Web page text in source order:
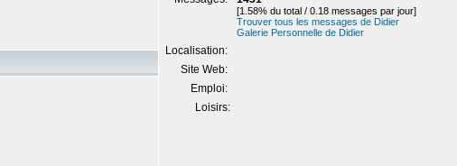
[1.58% du total / 0.18 messages par jour]
Trouver tous les messages de Didier
Galerie Personnelle de Didier
Localisation:
Site Web:
Emploi:
Loisirs: